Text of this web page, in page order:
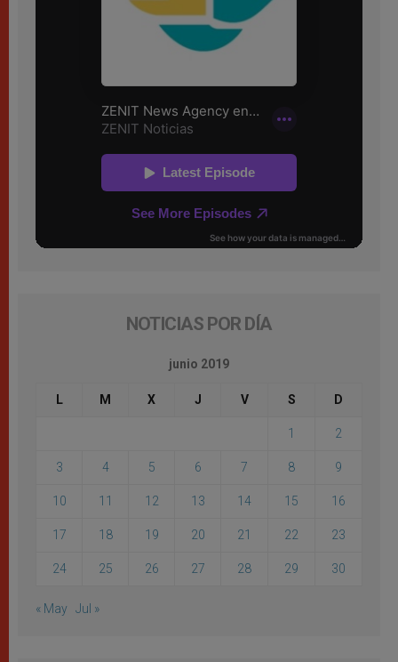
NOTICIAS POR DÍA
junio 2019
L M X J V S D
1 2
3 4 5 6 7 8 9
10 11 12 13 14 15 16
17 18 19 20 21 22 23
24 25 26 27 28 29 30
« May Jul »